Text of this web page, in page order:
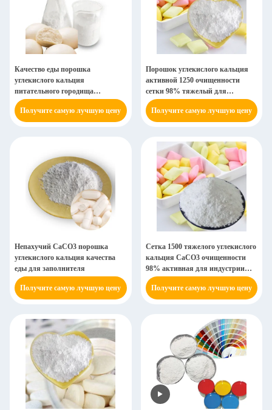
Качество еды порошка
углекислого кальция
питательного городища
аддитивное не токсическое
Получите самую лучшую цену
Порошок углекислого кальция
активной 1250 очищенности
сетки 98% тяжелый для
дополнений питательного
вещества
Получите самую лучшую цену
Непахучий CaCO3 порошка
углекислого кальция качества
еды для заполнителя
Получите самую лучшую цену
Сетка 1500 тяжелого углекислого
кальция CaCO3 очищенности
98% активная для индустрии
здоровой еды
Получите самую лучшую цену